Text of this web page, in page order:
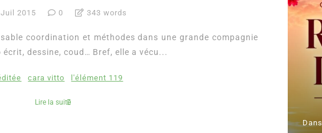
2015 0 343 words
coordination et méthodes dans une grande compagnie
dessine, coud… Bref, elle a vécu...
cara vitto l'élément 119
Lire la suite
Dans